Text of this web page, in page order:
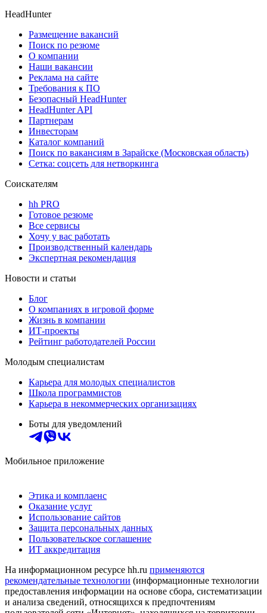
HeadHunter
Размещение вакансий
Поиск по резюме
О компании
Наши вакансии
Реклама на сайте
Требования к ПО
Безопасный HeadHunter
HeadHunter API
Партнерам
Инвесторам
Каталог компаний
Поиск по вакансиям в Зарайске (Московская область)
Сетка: соцсеть для нетворкинга
Соискателям
hh PRO
Готовое резюме
Все сервисы
Хочу у вас работать
Производственный календарь
Экспертная рекомендация
Новости и статьи
Блог
О компаниях в игровой форме
Жизнь в компании
ИТ-проекты
Рейтинг работодателей России
Молодым специалистам
Карьера для молодых специалистов
Школа программистов
Карьера в некоммерческих организациях
Боты для уведомлений
Мобильное приложение
Этика и комплаенс
Оказание услуг
Использование сайтов
Защита персональных данных
Пользовательское соглашение
ИТ аккредитация
На информационном ресурсе hh.ru применяются
рекомендательные технологии (информационные технологии
предоставления информации на основе сбора, систематизации
и анализа сведений, относящихся к предпочтениям